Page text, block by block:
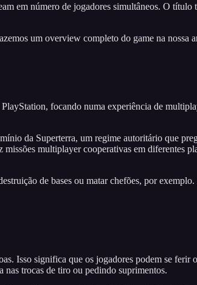
em número de jogadores simultâneos. O
um overview completo do game na nossa
focando numa experiência de
da Superterra, um regime autoritário que
multiplayer cooperativas em diferentes
de bases ou matar chefões, por
Isso significa que os jogadores podem se
nas trocas de tiro ou pedindo suprimentos.